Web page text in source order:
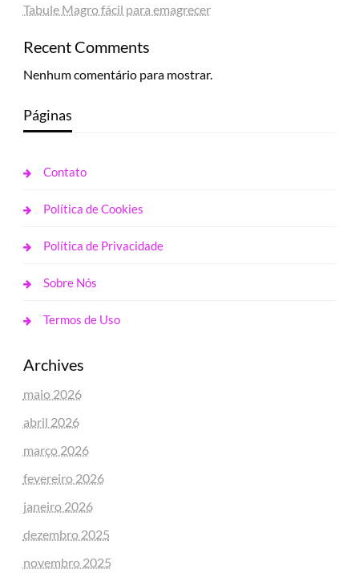
Tabule Magro fácil para emagrecer
Recent Comments
Nenhum comentário para mostrar.
Páginas
Contato
Política de Cookies
Política de Privacidade
Sobre Nós
Termos de Uso
Archives
maio 2026
abril 2026
março 2026
fevereiro 2026
janeiro 2026
dezembro 2025
novembro 2025